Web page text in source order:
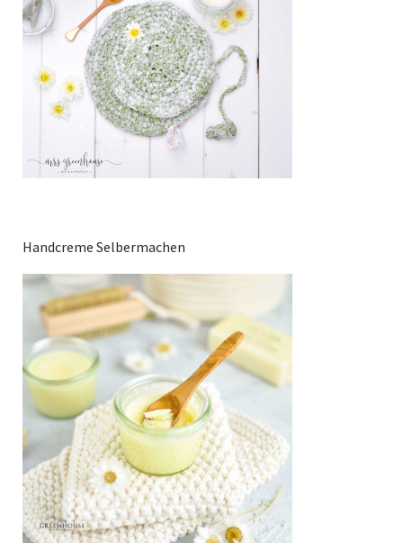
Handcreme Selbermachen